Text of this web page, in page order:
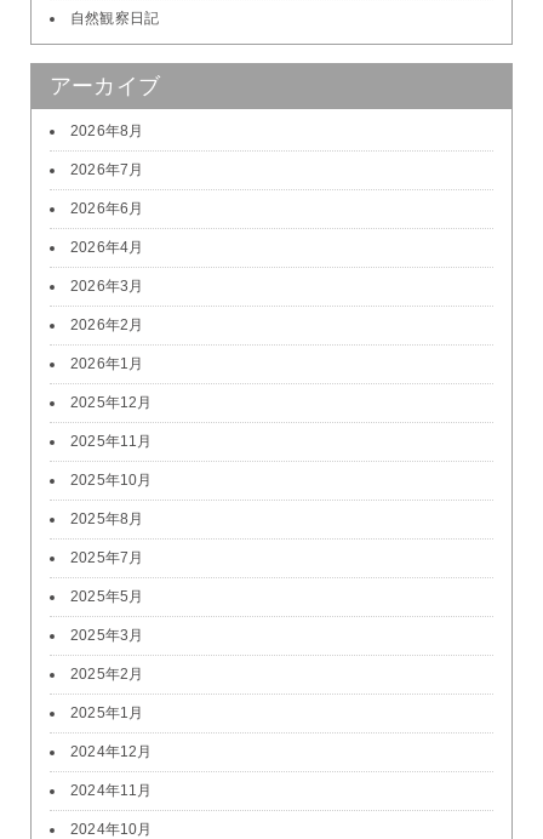
自然観察日記
アーカイブ
2026年8月
2026年7月
2026年6月
2026年4月
2026年3月
2026年2月
2026年1月
2025年12月
2025年11月
2025年10月
2025年8月
2025年7月
2025年5月
2025年3月
2025年2月
2025年1月
2024年12月
2024年11月
2024年10月